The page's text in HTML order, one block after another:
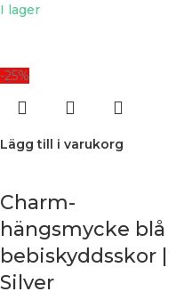
I lager
-25%
Lägg till i varukorg
Charm-
hängsmycke blå
bebiskyddsskor |
Silver